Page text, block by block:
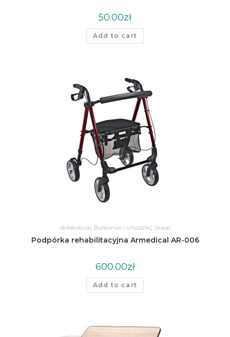
50.00zł
Add to cart
ArMedical, Balkoniki i chodziki, Sklep
Podpórka rehabilitacyjna Armedical AR-006
600.00zł
Add to cart